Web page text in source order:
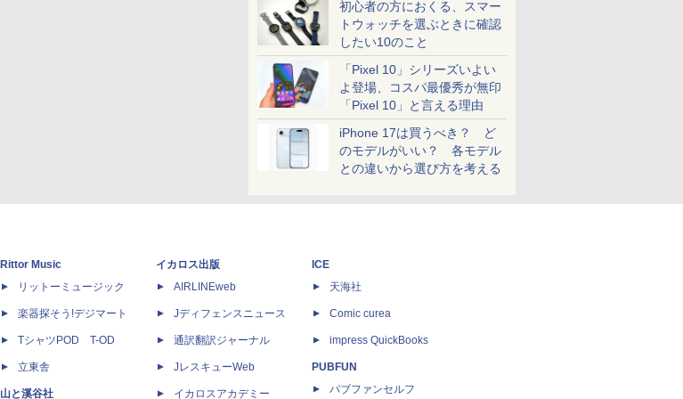
初心者の方におくる、スマー
トウォッチを選ぶときに確認
したい10のこと
「Pixel 10」シリーズいよい
よ登場、コスパ最優秀が無印
「Pixel 10」と言える理由
iPhone 17は買うべき？ ど
のモデルがいい？ 各モデル
との違いから選び方を考える
Rittor Music
リットーミュージック
楽器探そう!デジマート
TシャツPOD T-OD
立東舎
山と溪谷社
イカロス出版
AIRLINEweb
Jディフェンスニュース
通訳翻訳ジャーナル
JレスキューWeb
イカロスアカデミー
ICE
天海社
Comic curea
impress QuickBooks
PUBFUN
パブファンセルフ